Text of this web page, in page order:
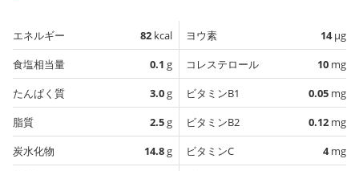
エネルギー 82 kcal
食塩相当量
0.1 g
たんぱく質
3.0g
脂質
2.5g
炭水化物
14.8g
ヨウ素 14µg
コレステロール
10 mg
ビタミンB1
0.05 mg
ビタミンB2
0.12 mg
ビタミンC
4mg